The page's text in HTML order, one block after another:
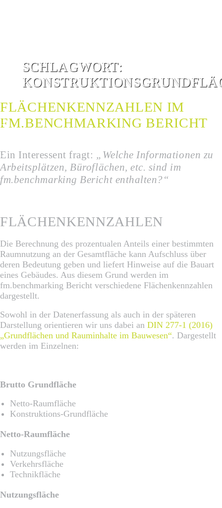
SCHLAGWORT:
FLÄCHENKENNZAHLEN IM
FM.BENCHMARKING BERICHT
Ein Interessent fragt: „Welche Informationen zu
Arbeitsplätzen, Büroflächen, etc. sind im
fm.benchmarking Bericht enthalten?“
FLÄCHENKENNZAHLEN
Die Berechnung des prozentualen Anteils einer bestimmten
Raumnutzung an der Gesamtfläche kann Aufschluss über
deren Bedeutung geben und liefert Hinweise auf die Bauart
eines Gebäudes. Aus diesem Grund werden im
fm.benchmarking Bericht verschiedene Flächenkennzahlen
dargestellt.
Sowohl in der Datenerfassung als auch in der späteren
Darstellung orientieren wir uns dabei an DIN 277-1 (2016)
„Grundflächen und Rauminhalte im Bauwesen“. Dargestellt
werden im Einzelnen:
Brutto Grundfläche
Netto-Raumfläche
Konstruktions-Grundfläche
Netto-Raumfläche
Nutzungsfläche
Verkehrsfläche
Technikfläche
Nutzungsfläche